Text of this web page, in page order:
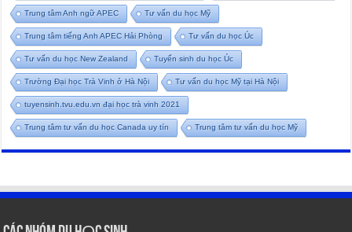
Trung tâm Anh ngữ APEC Tư vấn du học Mỹ
Trung tâm tiếng Anh APEC Hải Phòng Tư vấn du học Úc
Tư vấn du học New Zealand Tuyển sinh du học Úc
Trường Đại học Trà Vinh ở Hà Nội Tư vấn du học Mỹ tại Hà Nội
tuyensinh.tvu.edu.vn đại học trà vinh 2021
Trung tâm tư vấn du học Canada uy tín Trung tâm tư vấn du học Mỹ